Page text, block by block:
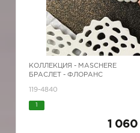
КОЛЛЕКЦИЯ - MASCHERE
БРАСЛЕТ - ФЛОРАНС
119-4840
1 060